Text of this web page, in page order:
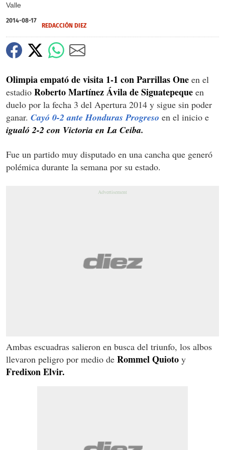
Valle
2014-08-17
REDACCIÓN DIEZ
Olimpia empató de visita 1-1 con Parrillas One en el
estadio Roberto Martínez Ávila de Siguatepeque en
duelo por la fecha 3 del Apertura 2014 y sigue sin poder
ganar. Cayó 0-2 ante Honduras Progreso en el inicio e
igualó 2-2 con Victoria en La Ceiba.
Fue un partido muy disputado en una cancha que generó
polémica durante la semana por su estado.
Ambas escuadras salieron en busca del triunfo, los albos
llevaron peligro por medio de Rommel Quioto y
Fredixon Elvir.